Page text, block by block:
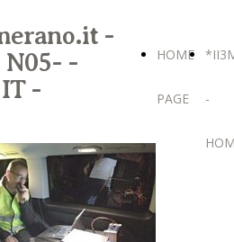
-
N05- -
-
HOME
PAGE -